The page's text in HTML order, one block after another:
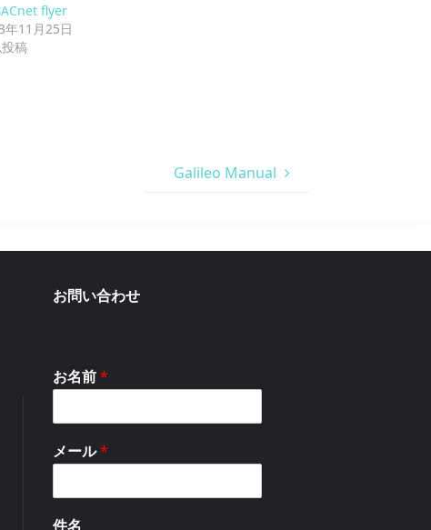
flyer
年11月25日
稿
Galileo Manual
お問い合わせ
お名前*
メール*
件名